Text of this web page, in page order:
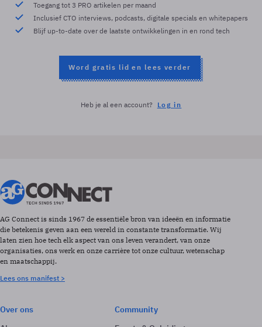
Toegang tot 3 PRO artikelen per maand
Inclusief CTO interviews, podcasts, digitale specials en whitepapers
Blijf up-to-date over de laatste ontwikkelingen in en rond tech
Word gratis lid en lees verder
Heb je al een account? Log in
AG Connect is sinds 1967 de essentiële bron van ideeën en informatie
die betekenis geven aan een wereld in constante transformatie. Wij
laten zien hoe tech elk aspect van ons leven verandert, van onze
organisaties, ons werk en onze carrière tot onze cultuur, wetenschap
en maatschappij.
Lees ons manifest >
Over ons
Community